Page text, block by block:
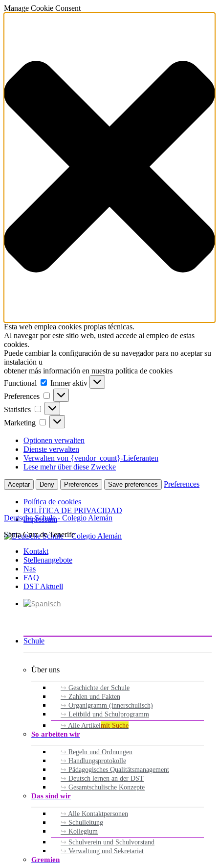
Manage Cookie Consent
Esta web emplea cookies propias técnicas.
Al navegar por este sitio web, usted accede al empleo de estas
cookies.
Puede cambiar la configuración de su navegador para no aceptar su
instalación u
obtener más información en nuestra política de cookies
Functional
Functional
Immer aktiv
Preferences
Preferences
Statistics Statistics
Marketing Marketing
Optionen verwalten
Dienste verwalten
Verwalten von {vendor_count}-Lieferanten
Lese mehr über diese Zwecke
Aceptar Deny Preferences Save preferences Preferences
Política de cookies
POLÍTICA DE PRIVACIDAD
Impressum
Zum
springen
Deutsche Schule - Colegio Alemán
Santa Cruz de Tenerife
Kontakt
Stellenangebote
Nas
FAQ
DST Aktuell
Schule
Über uns
Geschichte der Schule
Zahlen und Fakten
Organigramm (innerschulisch)
Leitbild und Schulprogramm
Alle Artikelmit Suche
So arbeiten wir
Regeln und Ordnungen
Handlungsprotokolle
Pädagogisches Qualitätsmanagement
Deutsch lernen an der DST
Gesamtschulische Konzepte
Das sind wir
Alle Kontaktpersonen
Schulleitung
Kollegium
Schulverein und Schulvorstand
Verwaltung und Sekretariat
Gremien